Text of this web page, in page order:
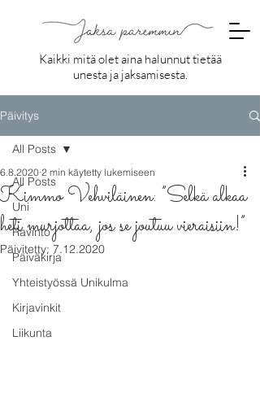
Kaikki mitä olet aina halunnut tietää
unesta ja jaksamisesta.
Päivitys
All Posts
Uni
Ravinto
Päiväkirja
Yhteistyössä Unikulma
Kirjavinkit
Liikunta
All Posts
Kimmo Vehviläinen: ”Selkä alkaa
heti murjottaa, jos se joutuu vieraisiin!”
6.8.2020 2 min käytetty lukemiseen
Päivitetty: 7.12.2020